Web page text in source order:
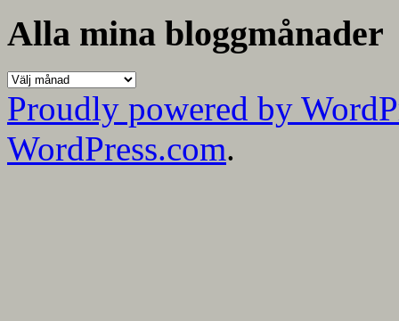
kategorier
Alla mina bloggmånader
Alla
mina
bloggmånader
Proudly powered by
WordPress.com.